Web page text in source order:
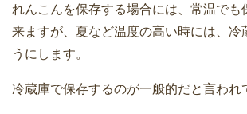
れんこんを保存する場合には、常温でも
来ますが、夏など温度の高い時には、冷
うにします。
冷蔵庫で保存するのが一般的だと言われ